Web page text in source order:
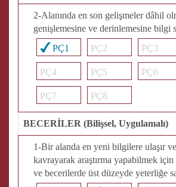
2-Alanında en son gelişmeler dâhil
genişlemesine ve derinlemesine bilgi
PÇ1
PÇ2 PÇ3
PÇ4 PÇ5 PÇ6
PÇ7 PÇ8
BECERİLER (Bilişsel, Uygulamalı)
1-Bir alanda en yeni bilgilere ulaşır
kavrayarak araştırma yapabilmek
ve becerilerde üst düzeyde yeterliğe